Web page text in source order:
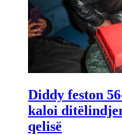
Diddy feston
kaloi
qelisë